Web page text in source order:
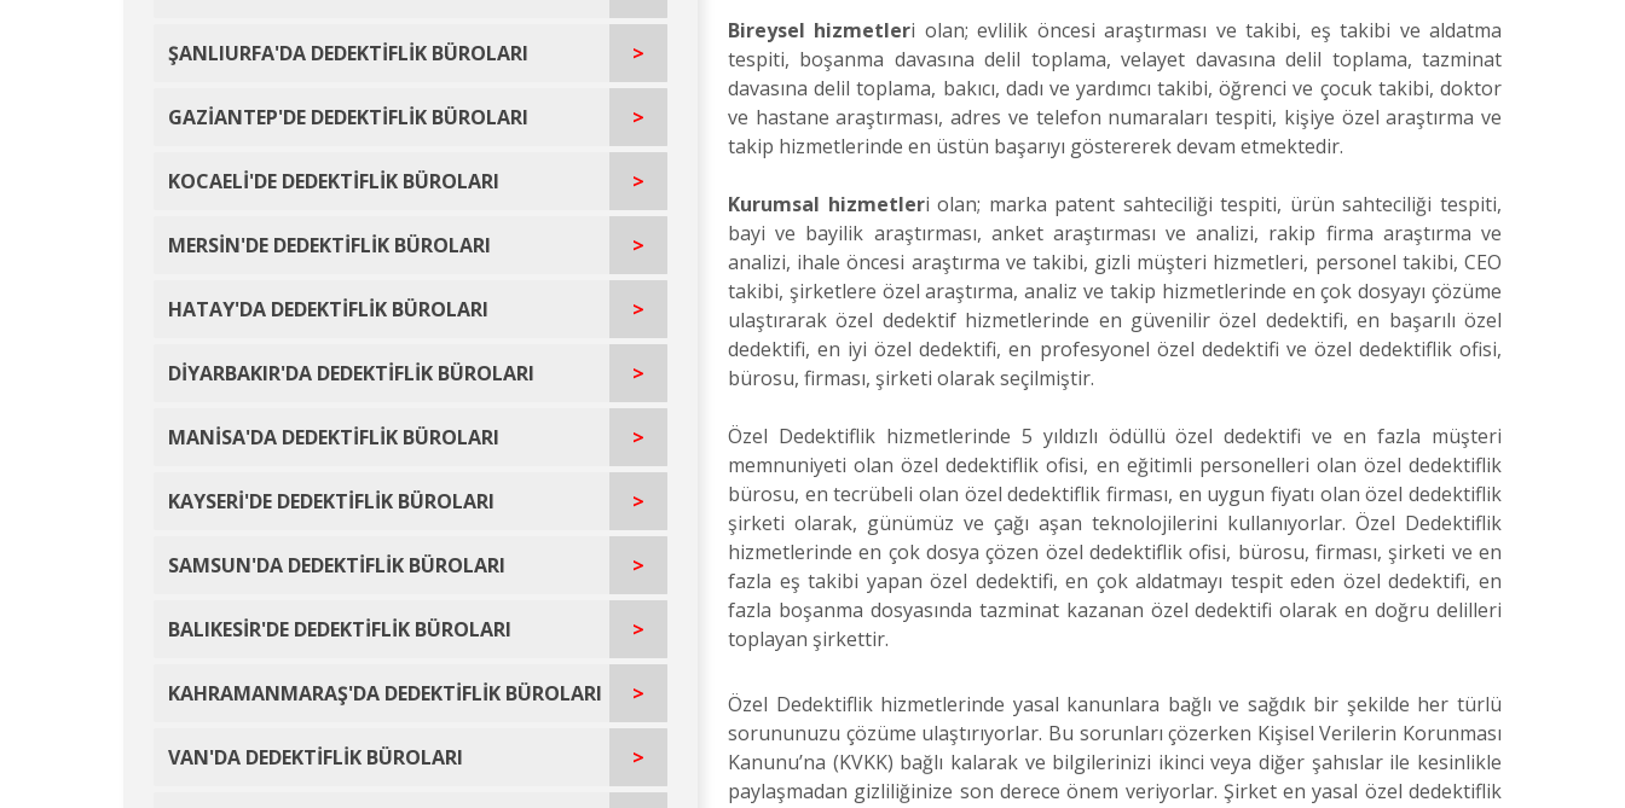
ŞANLIURFA'DA DEDEKTİFLİK BÜROLARI >
GAZİANTEP'DE DEDEKTİFLİK BÜROLARI >
KOCAELİ'DE DEDEKTİFLİK BÜROLARI >
MERSİN'DE DEDEKTİFLİK BÜROLARI >
HATAY'DA DEDEKTİFLİK BÜROLARI >
DİYARBAKIR'DA DEDEKTİFLİK BÜROLARI >
MANİSA'DA DEDEKTİFLİK BÜROLARI >
KAYSERİ'DE DEDEKTİFLİK BÜROLARI >
SAMSUN'DA DEDEKTİFLİK BÜROLARI >
BALIKESİR'DE DEDEKTİFLİK BÜROLARI >
KAHRAMANMARAŞ'DA DEDEKTİFLİK BÜROLARI >
VAN'DA DEDEKTİFLİK BÜROLARI >
Bireysel hizmetleri olan; evlilik öncesi araştırması ve takibi, eş takibi ve aldatma
tespiti, boşanma davasına delil toplama, velayet davasına delil toplama, tazminat
davasına delil toplama, bakıcı, dadı ve yardımcı takibi, öğrenci ve çocuk takibi, doktor
ve hastane araştırması, adres ve telefon numaraları tespiti, kişiye özel araştırma ve
takip hizmetlerinde en üstün başarıyı göstererek devam etmektedir.
Kurumsal hizmetleri olan; marka patent sahteciliği tespiti, ürün sahteciliği tespiti,
bayi ve bayilik araştırması, anket araştırması ve analizi, rakip firma araştırma ve
analizi, ihale öncesi araştırma ve takibi, gizli müşteri hizmetleri, personel takibi, CEO
takibi, şirketlere özel araştırma, analiz ve takip hizmetlerinde en çok dosyayı çözüme
ulaştırarak özel dedektif hizmetlerinde en güvenilir özel dedektifi, en başarılı özel
dedektifi, en iyi özel dedektifi, en profesyonel özel dedektifi ve özel dedektiflik ofisi,
bürosu, firması, şirketi olarak seçilmiştir.
Özel Dedektiflik hizmetlerinde 5 yıldızlı ödüllü özel dedektifi ve en fazla müşteri
memnuniyeti olan özel dedektiflik ofisi, en eğitimli personelleri olan özel dedektiflik
bürosu, en tecrübeli olan özel dedektiflik firması, en uygun fiyatı olan özel dedektiflik
şirketi olarak, günümüz ve çağı aşan teknolojilerini kullanıyorlar. Özel Dedektiflik
hizmetlerinde en çok dosya çözen özel dedektiflik ofisi, bürosu, firması, şirketi ve en
fazla eş takibi yapan özel dedektifi, en çok aldatmayı tespit eden özel dedektifi, en
fazla boşanma dosyasında tazminat kazanan özel dedektifi olarak en doğru delilleri
toplayan şirkettir.
Özel Dedektiflik hizmetlerinde yasal kanunlara bağlı ve sağdık bir şekilde her türlü
sorununuzu çözüme ulaştırıyorlar. Bu sorunları çözerken Kişisel Verilerin Korunması
Kanunu’na (KVKK) bağlı kalarak ve bilgilerinizi ikinci veya diğer şahıslar ile kesinlikle
paylaşmadan gizliliğinize son derece önem veriyorlar. Şirket en yasal özel dedektiflik